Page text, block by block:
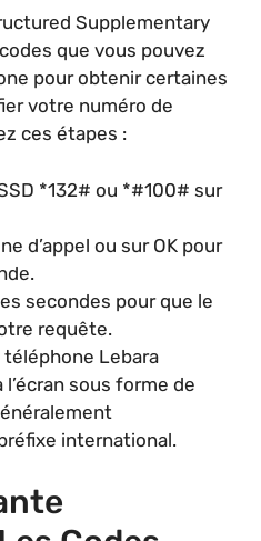
Supplementary
que vous pouvez
pour obtenir certaines
votre numéro de
ces étapes :
*132# ou *#100# sur
d’appel ou sur OK pour
secondes pour que le
requête.
Lebara
l’écran sous forme de
international.